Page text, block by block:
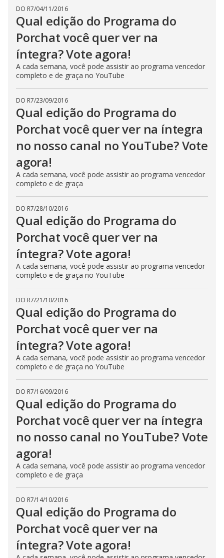
DO R7/04/11/2016
Qual edição do Programa do
Porchat você quer ver na
íntegra? Vote agora!
A cada semana, você pode assistir ao programa vencedor
completo e de graça no YouTube
DO R7/23/09/2016
Qual edição do Programa do
Porchat você quer ver na íntegra
no nosso canal no YouTube? Vote
agora!
A cada semana, você pode assistir ao programa vencedor
completo e de graça
DO R7/28/10/2016
Qual edição do Programa do
Porchat você quer ver na
íntegra? Vote agora!
A cada semana, você pode assistir ao programa vencedor
completo e de graça no YouTube
DO R7/21/10/2016
Qual edição do Programa do
Porchat você quer ver na
íntegra? Vote agora!
A cada semana, você pode assistir ao programa vencedor
completo e de graça no YouTube
DO R7/16/09/2016
Qual edição do Programa do
Porchat você quer ver na íntegra
no nosso canal no YouTube? Vote
agora!
A cada semana, você pode assistir ao programa vencedor
completo e de graça
DO R7/14/10/2016
Qual edição do Programa do
Porchat você quer ver na
íntegra? Vote agora!